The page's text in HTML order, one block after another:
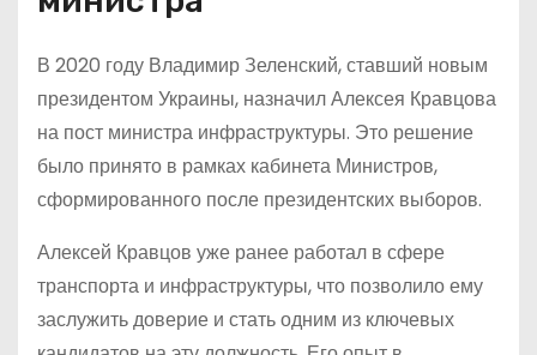
В 2020 году Владимир Зеленский, ставший новым
президентом Украины, назначил Алексея Кравцова
на пост министра инфраструктуры. Это решение
было принято в рамках кабинета Министров,
сформированного после президентских выборов.
Алексей Кравцов уже ранее работал в сфере
транспорта и инфраструктуры, что позволило ему
заслужить доверие и стать одним из ключевых